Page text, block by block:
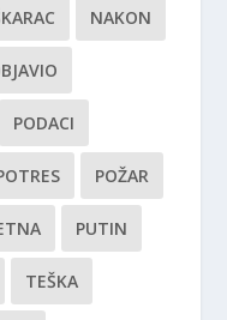
NAKON
PODACI
POŽAR
PUTIN
TEŠKA